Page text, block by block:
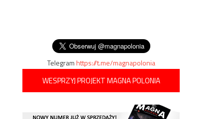
Telegramhttps://t.me/magnapolonia
WESPRZYJ PROJEKT MAGNA POLONIA